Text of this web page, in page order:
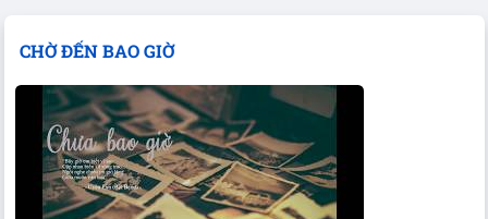
CHỜ ĐẾN BAO GIỜ